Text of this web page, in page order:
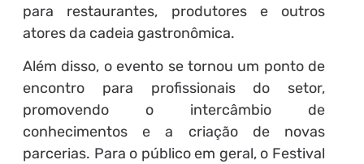
para restaurantes, produtores e outros
atores da cadeia gastronômica.
Além disso, o evento se tornou um ponto de
encontro para profissionais do setor,
promovendo o intercâmbio de
conhecimentos e a criação de novas
parcerias. Para o público em geral, o Festival